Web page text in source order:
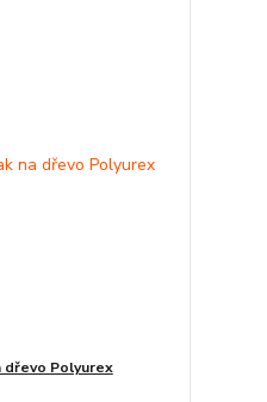
dřevo Polyurex